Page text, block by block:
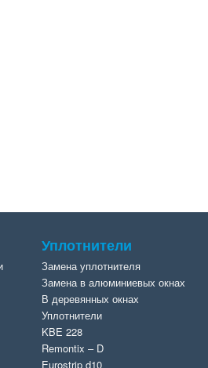
Уплотнители
Замена уплотнителя
Замена в алюминиевых окнах
В деревянных окнах
Уплотнители
KBE 228
Remontix – D
Eurostrip d10